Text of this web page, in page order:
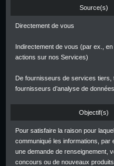
Source(s)
Directement de vous
Indirectement de vous (par ex.,
actions sur nos Services)
De fournisseurs de services tiers,
fournisseurs d’analyse de données
Objectif(s)
Pour satisfaire la raison pour
communiqué les informations, par
une demande de renseignement,
concours ou de nouveaux